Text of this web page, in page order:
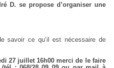
D. se propose d’organiser une
savoir ce qu’il est nécessaire de
27 juillet 16h00 merci de le faire